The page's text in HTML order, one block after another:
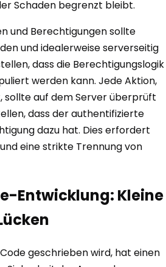
Schaden begrenzt bleibt.
und Berechtigungen sollte
und idealerweise serverseitig
dass die Berechtigungslogik
werden kann. Jede Aktion,
sollte auf dem Server überprüft
dass der authentifizierte
dazu hat. Dies erfordert
eine strikte Trennung von
Entwicklung: Kleine
geschrieben wird, hat einen